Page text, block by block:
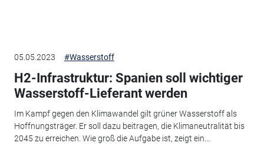
05.05.2023 #Wasserstoff
H2-Infrastruktur: Spanien soll wichtiger
Wasserstoff-Lieferant werden
Im Kampf gegen den Klimawandel gilt grüner Wasserstoff als
Hoffnungsträger. Er soll dazu beitragen, die Klimaneutralität bis
2045 zu erreichen. Wie groß die Aufgabe ist, zeigt ein...